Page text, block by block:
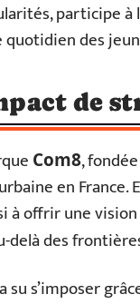
participe à
quotidien des
de
Com8,
en France.
à offrir une
delà des
su s’imposer